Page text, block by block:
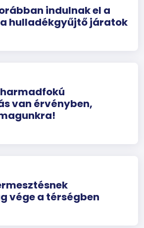
indulnak el a
hulladékgyűjtő járatok
van érvényben,
vége a térségben